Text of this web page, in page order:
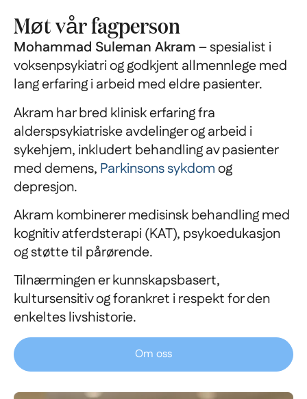
Møt vår fagperson
Mohammad Suleman Akram– spesialist i
voksenpsykiatri og godkjent allmennlege med
lang erfaring i arbeid med eldre pasienter.
Akram har bred klinisk erfaring fra
alderspsykiatriske avdelinger og arbeid i
sykehjem, inkludert behandling av pasienter
med demens, Parkinsons sykdomog
depresjon.
Akram kombinerer medisinsk behandling med
kognitiv atferdsterapi (KAT), psykoedukasjon
og støtte til pårørende.
Tilnærmingen er kunnskapsbasert,
kultursensitiv og forankret i respekt for den
enkeltes livshistorie.
Om oss